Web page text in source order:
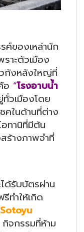
ของเหล่านัก
ราะตัวเมือง
กังหลังใหญ่ที่
อ “โรงอาบน้ำ
วเมืองโดย
คในด้านที่ต่าง
ทานิที่มีต้น
ร้างภาพจำที่
รับบัตรผ่าน
ทำให้เกิด
Sotoyu
จกรรมที่ห้าม